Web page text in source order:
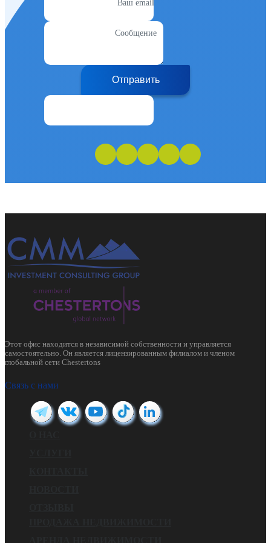
Ваш email
Сообщение
Отправить
Этот офис находится в независимой собственности и управляется
самостоятельно. Он является лицензированным филиалом и членом
глобальной сети Chestertons
Связь с нами